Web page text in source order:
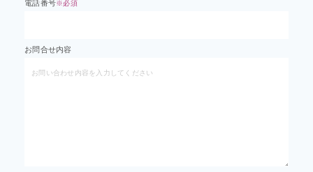
電話番号※必須
お問合せ内容